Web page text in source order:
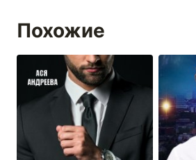
Похожие